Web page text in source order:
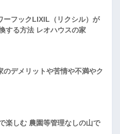
ーフックLIXIL（リクシル）が
する方法 レオハウスの家
のデメリットや苦情や不満やク
楽しむ 農園等管理なしの山で